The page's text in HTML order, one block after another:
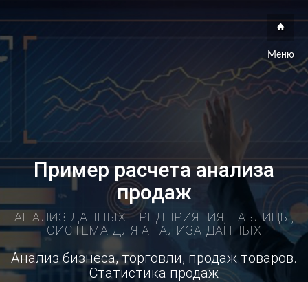
Меню
Пример расчета анализа
продаж
АНАЛИЗ ДАННЫХ ПРЕДПРИЯТИЯ, ТАБЛИЦЫ,
СИСТЕМА ДЛЯ АНАЛИЗА ДАННЫХ
Анализ бизнеса, торговли, продаж товаров.
Статистика продаж